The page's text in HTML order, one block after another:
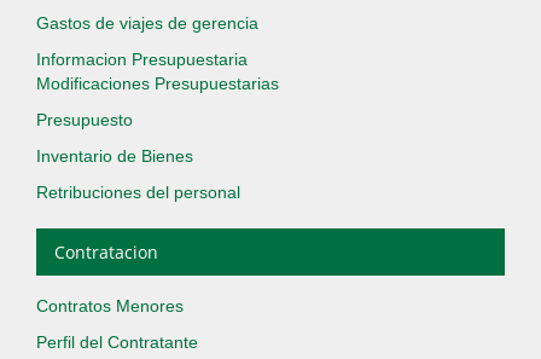
Gastos de viajes de gerencia
Informacion Presupuestaria
Modificaciones Presupuestarias
Presupuesto
Inventario de Bienes
Retribuciones del personal
Contratacion
Contratos Menores
Perfil del Contratante